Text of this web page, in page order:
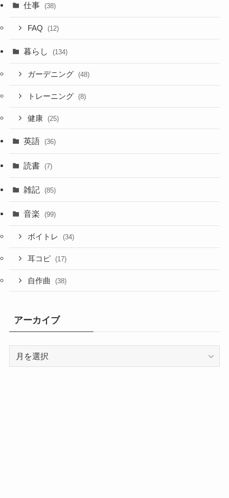
仕事 (38)
FAQ (12)
暮らし (134)
ガーデニング (48)
トレーニング (8)
健康 (25)
英語 (36)
読書 (7)
雑記 (85)
音楽 (99)
ボイトレ (34)
耳コピ (17)
自作曲 (38)
アーカイブ